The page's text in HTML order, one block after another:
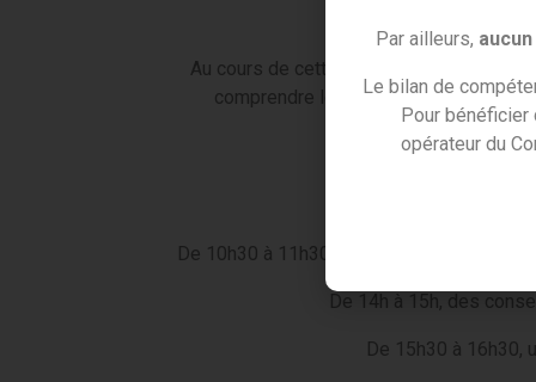
Au cours de cette journée, vous
comprendre les impacts de la
De 9h à 10h, des
De 10h30 à 11h30, un décryptage clair
De 14h à 15h, des
De 15h30 à 16h30,
Par ailleurs,
Le bilan de
Pour bénéficier
opérateur du